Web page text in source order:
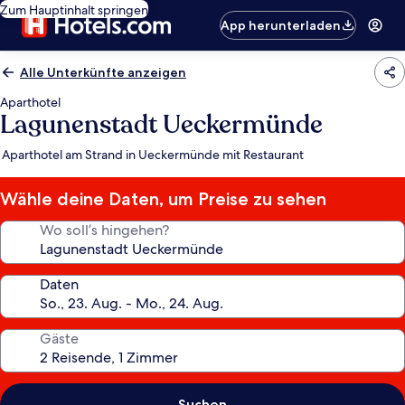
Zum Hauptinhalt springen
App herunterladen
Alle Unterkünfte anzeigen
Aparthotel
Lagunenstadt Ueckermünde
Aparthotel am Strand in Ueckermünde mit Restaurant
Wähle deine Daten, um Preise zu sehen
Wo soll’s hingehen?
Daten
Gäste